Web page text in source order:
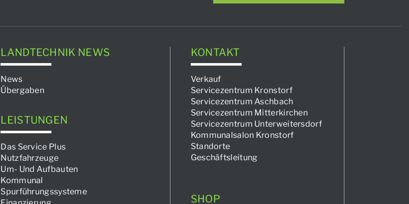
LANDTECHNIK NEWS
News
Übergaben
LEISTUNGEN
Das Service Plus
Nutzfahrzeuge
Um- Und Aufbauten
Kommunal
Spurführungssysteme
KONTAKT
Verkauf
Servicezentrum Kronstorf
Servicezentrum Aschbach
Servicezentrum Mitterkirchen
Servicezentrum Unterweitersdorf
Kommunalsalon Kronstorf
Standorte
Geschäftsleitung
SHOP